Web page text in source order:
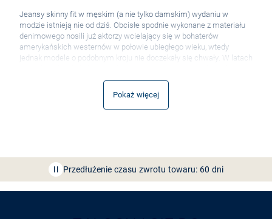
Jeansy skinny fit w męskim (a nie tylko damskim) wydaniu w
modzie istnieją nie od dziś. Obcisłe spodnie wykonane z materiału
denimowego nosili już aktorzy wcielający się w bohaterów
amerykańskich westernów w połowie ubiegłego wieku, wtedy
jednak modele o podobnym kroju nie doczekały się chwały. W latach
męskich na wyżyny. Promowali je wówczas członkowie
najgłośniejszych zespołów punkowych i rockowych, takich jak The
Sex Pistols czy The Ramones, mimo to nadal nie weszły do kanonu.
Ich wielki powrót nastąpił dopiero na początku XXI wieku za sprawą
każdego mężczyznyniezależnie od wieku czy gustu. To przede
wszystkim zasługa ich niesamowitej wygody i uniwersalności, a
zalet tych nie brakuje także w modelach dostępnych w sklepie Van
Graaf. Wiemy już że warto, ale jak właściwie nosić jeansowe rurki
Pokaż więcej
Przedłużenie czasu zwrotu towaru: 60 dni
Odkryj aplikację VANGRAAF